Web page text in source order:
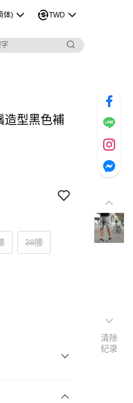
体) TWD
造型黑色補
38腰
清除
纪录